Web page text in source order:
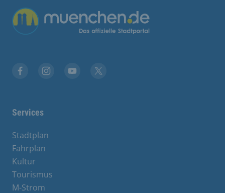
Übergreifende Links
Services
Stadtplan
Fahrplan
Kultur
Tourismus
M-Strom